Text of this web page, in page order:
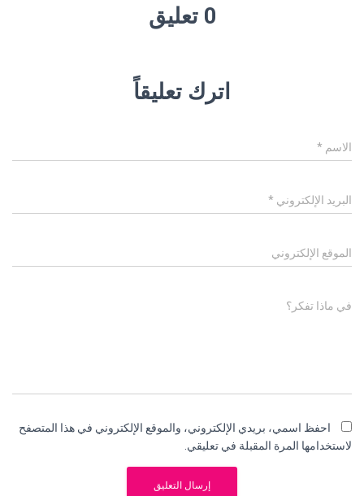
0 تعليق
اترك تعليقاً
الاسم *
البريد الإلكتروني *
الموقع الإلكتروني
في ماذا تفكر؟
احفظ اسمي، بريدي الإلكتروني، والموقع الإلكتروني في هذا المتصفح
لاستخدامها المرة المقبلة في تعليقي.